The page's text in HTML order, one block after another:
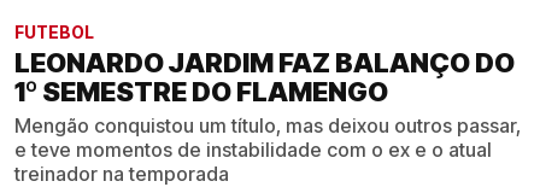
FUTEBOL
LEONARDO JARDIM FAZ BALANÇO DO
1º SEMESTRE DO FLAMENGO
Mengão conquistou um título, mas deixou outros passar,
e teve momentos de instabilidade com o ex e o atual
treinador na temporada